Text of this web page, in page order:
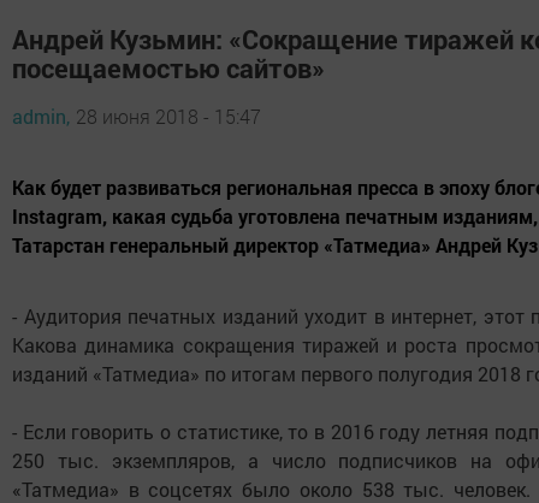
Андрей Кузьмин: «Сокращение тиражей
посещаемостью сайтов»
admin, 28 июня 2018 - 15:47
Как будет развиваться региональная пресса в эпоху
Instagram, какая судьба уготовлена печатным
Татарстан генеральный директор «Татмедиа» Андрей
- Аудитория печатных изданий уходит в интернет, этот
Какова динамика сокращения тиражей и роста
изданий «Татмедиа» по итогам первого полугодия 2018
- Если говорить о статистике, то в 2016 году летняя
250 тыс. экземпляров, а число подписчиков на
«Татмедиа» в соцсетях было около 538 тыс.